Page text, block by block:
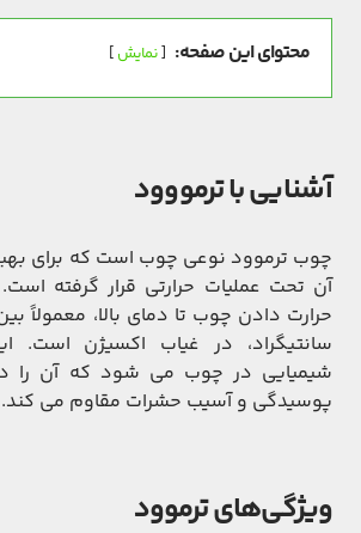
محتوای این صفحه: نمایش
آشنایی با ترمووود
چوب ترموود نوعی چوب است که برای
آن تحت عملیات حرارتی قرار گرفته
سانتیگراد، در غیاب اکسیژن است.
شیمیایی در چوب می شود که آن را در
پوسیدگی و آسیب حشرات مقاوم می کند.
ویژگی‌های ترموود